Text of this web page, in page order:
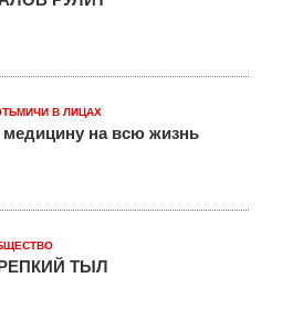
В ЛИЦАХ
на всю жизнь
ТЫЛ